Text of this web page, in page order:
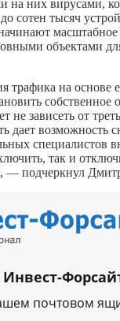
них вирусами,
сотен тысяч
объектами
на основе
зависеть от
дает возможность
специалистов
так и
— подчеркнул
Инвест-
почтовом